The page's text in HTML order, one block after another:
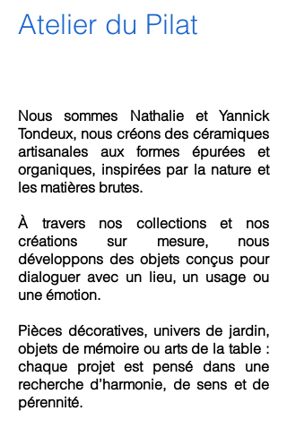
Atelier du Pilat
Nous sommes Nathalie et Yannick
Tondeux, nous créons des céramiques
artisanales aux formes épurées et
organiques, inspirées par la nature et
les matières brutes.
À travers nos collections et nos
créations sur mesure, nous
développons des objets conçus pour
dialoguer avec un lieu, un usage ou
une émotion.
Pièces décoratives, univers de jardin,
objets de mémoire ou arts de la table :
chaque projet est pensé dans une
recherche d’harmonie, de sens et de
pérennité.